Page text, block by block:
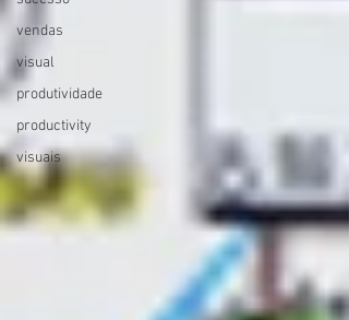
vendas
visual
produtividade
productivity
visuais